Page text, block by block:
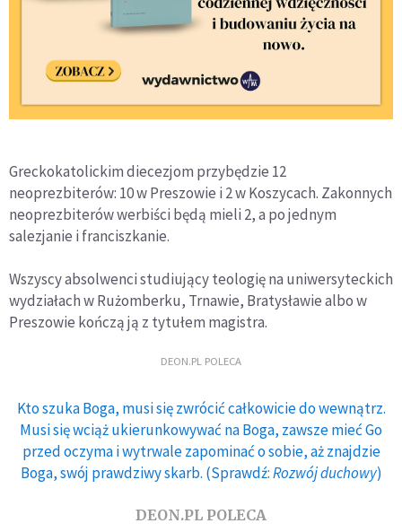
Greckokatolickim diecezjom przybędzie 12
neoprezbiterów: 10 w Preszowie i 2 w Koszycach. Zakonnych
neoprezbiterów werbiści będą mieli 2, a po jednym
salezjanie i franciszkanie.
Wszyscy absolwenci studiujący teologię na uniwersyteckich
wydziałach w Rużomberku, Trnawie, Bratysławie albo w
Preszowie kończą ją z tytułem magistra.
DEON.PL POLECA
Kto szuka Boga, musi się zwrócić całkowicie do wewnątrz.
Musi się wciąż ukierunkowywać na Boga, zawsze mieć Go
przed oczyma i wytrwale zapominać o sobie, aż znajdzie
Boga, swój prawdziwy skarb. (Sprawdź:Rozwój duchowy)
DEON.PL POLECA